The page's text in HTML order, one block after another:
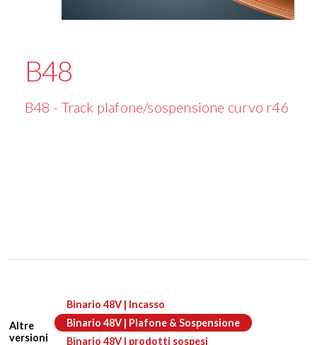
B48
B48 - Track plafone/sospensione curvo r46